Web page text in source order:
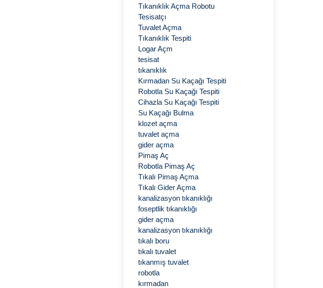
Tıkanıklık Açma Robotu
Tesisatçı
Tuvalet Açma
Tıkanıklık Tespiti
Logar Açm
tesisat
tıkanıklık
Kırmadan Su Kaçağı Tespiti
Robotla Su Kaçağı Tespiti
Cihazla Su Kaçağı Tespiti
Su Kaçağı Bulma
klozet açma
tuvalet açma
gider açma
Pimaş Aç
Robotla Pimaş Aç
Tıkalı Pimaş Açma
Tıkalı Gider Açma
kanalizasyon tıkanıklığı
foseptlik tıkanıklığı
gider açma
kanalizasyon tıkanıklığı
tıkalı boru
tıkalı tuvalet
tıkanmış tuvalet
robotla
kırmadan